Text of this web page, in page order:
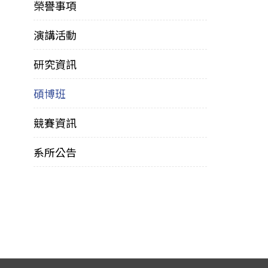
榮譽事項
演講活動
研究資訊
碩博班
競賽資訊
系所公告